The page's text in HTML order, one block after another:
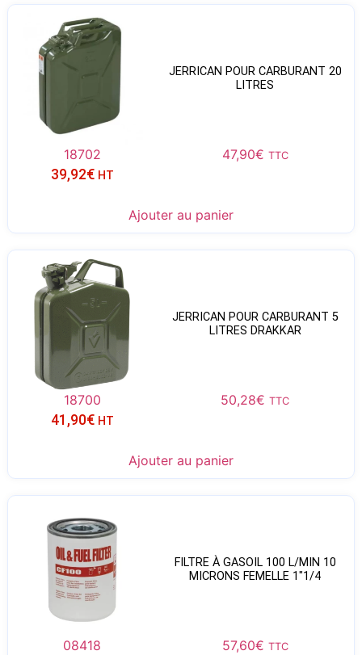
JERRICAN POUR CARBURANT 20
LITRES
18702 47,90€ TTC
39,92€ HT
Ajouter au panier
JERRICAN POUR CARBURANT 5
LITRES DRAKKAR
18700 50,28€ TTC
41,90€ HT
Ajouter au panier
FILTRE À GASOIL 100 L/MIN 10
MICRONS FEMELLE 1″1/4
08418 57,60€ TTC